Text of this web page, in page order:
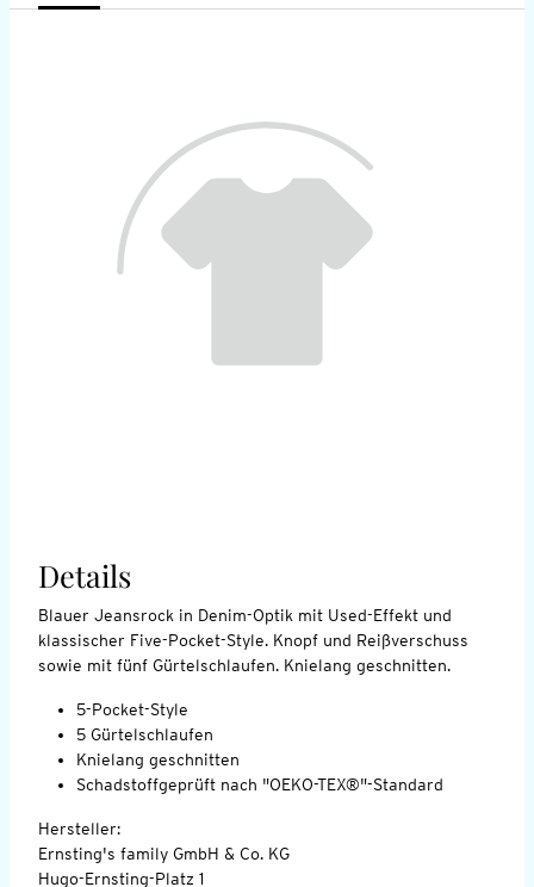
Details
Blauer Jeansrock in Denim-Optik mit Used-Effekt und
klassischer Five-Pocket-Style. Knopf und Reißverschuss
sowie mit fünf Gürtelschlaufen. Knielang geschnitten.
5-Pocket-Style
5 Gürtelschlaufen
Knielang geschnitten
Schadstoffgeprüft nach "OEKO-TEX®"-Standard
Hersteller:
Ernsting's family GmbH & Co. KG
Hugo-Ernsting-Platz 1